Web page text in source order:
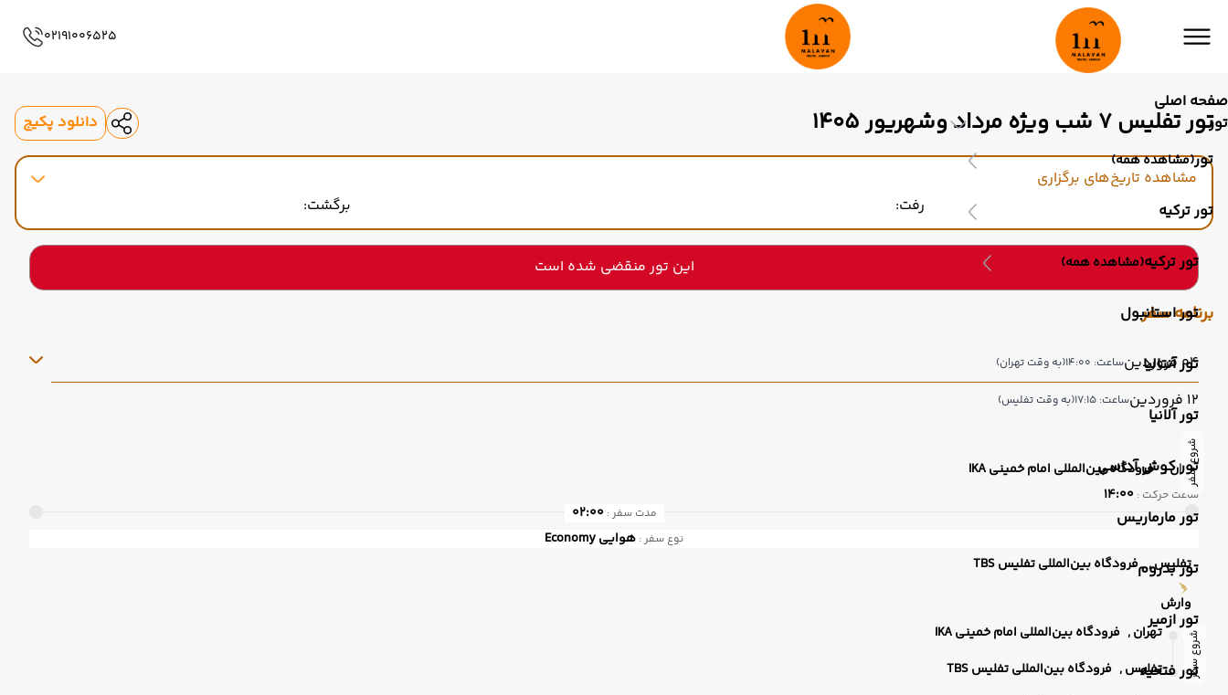
صفحه اصلی
تور
تور(مشاهده همه)
تور ترکیه
تور ترکیه(مشاهده همه)
تور استانبول
تور آنتالیا
تور آلانیا
تور کوش آداسی
تور مارماریس
تور بدروم
تور ازمیر
تور فتحیه
02191006525
تور تفلیس ۷ شب ویژه مرداد وشهریور 1405 دانلود پکیج
مشاهده تاریخ‌های برگزاری
رفت:
برگشت:
این تور منقضی شده است
برنامه سفر
04 فروردین ساعت: 14:00 (به وقت تهران)
12 فروردین ساعت: 17:15 (به وقت تفلیس)
شروع سفر
تهران , فرودگاه بین‌المللی امام خمینی IKA
ساعت حرکت : 14:00
مدت سفر :02:00
نوع سفر : هوایی
تفلیس , فرودگاه بین‌المللی تفلیس TBS
وارش
شروع سفر تهران , فرودگاه بین‌المللی امام خمینی IKA
تفلیس , فرودگاه بین‌المللی تفلیس TBS